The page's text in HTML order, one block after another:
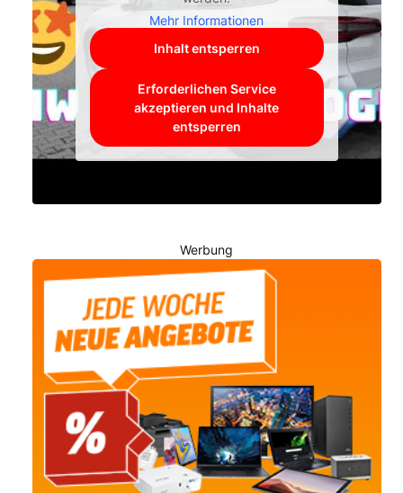
Mehr Informationen
Inhalt entsperren
Erforderlichen Service
akzeptieren und Inhalte
entsperren
Werbung